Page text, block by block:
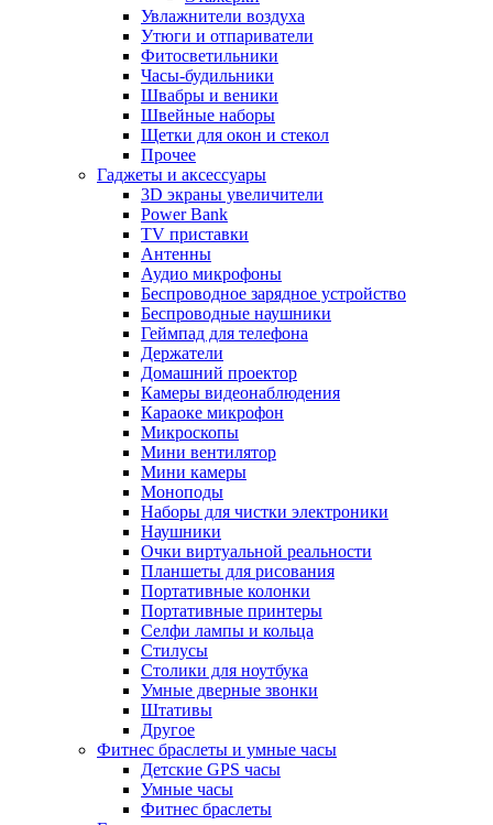
Увлажнители воздуха
Утюги и отпариватели
Фитосветильники
Часы-будильники
Швабры и веники
Швейные наборы
Щетки для окон и стекол
Прочее
Гаджеты и аксессуары
3D экраны увеличители
Power Bank
TV приставки
Антенны
Аудио микрофоны
Беспроводное зарядное устройство
Беспроводные наушники
Геймпад для телефона
Держатели
Домашний проектор
Камеры видеонаблюдения
Караоке микрофон
Микроскопы
Мини вентилятор
Мини камеры
Моноподы
Наборы для чистки электроники
Наушники
Очки виртуальной реальности
Планшеты для рисования
Портативные колонки
Портативные принтеры
Селфи лампы и кольца
Стилусы
Столики для ноутбука
Умные дверные звонки
Штативы
Другое
Фитнес браслеты и умные часы
Детские GPS часы
Умные часы
Фитнес браслеты